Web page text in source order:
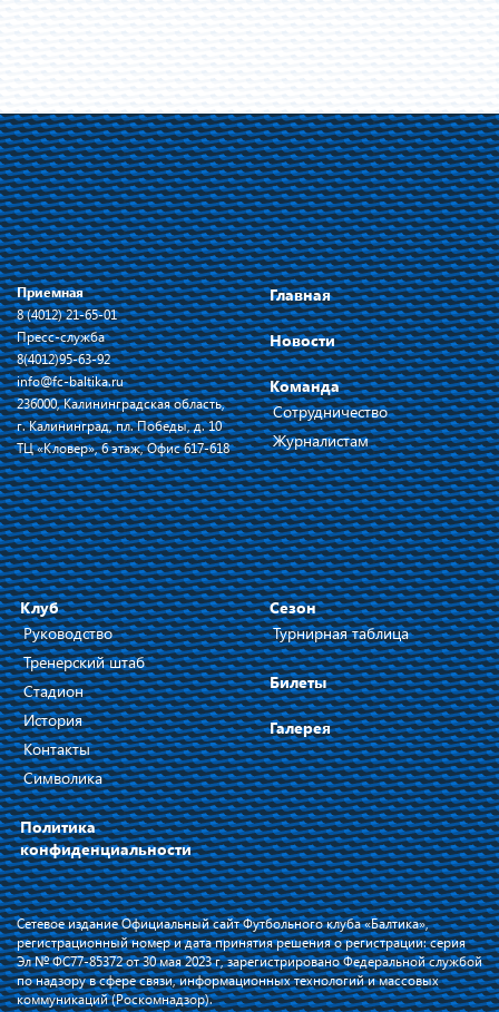
Приемная
8 (4012) 21-65-01
Пресс-служба
8(4012)95-63-92
info@fc-baltika.ru
236000, Калининградская область,
г. Калининград, пл. Победы, д. 10
ТЦ «Кловер», 6 этаж, Офис 617-618
Главная
Новости
Команда
Сотрудничество
Журналистам
Клуб
Руководство
Тренерский штаб
Стадион
История
Контакты
Символика
Политика
конфиденциальности
Сезон
Турнирная таблица
Билеты
Галерея
Сетевое издание Официальный сайт Футбольного клуба «Балтика»,
регистрационный номер и дата принятия решения о регистрации: серия
Эл № ФС77-85372 от 30 мая 2023 г, зарегистрировано Федеральной службой
по надзору в сфере связи, информационных технологий и массовых
коммуникаций (Роскомнадзор).